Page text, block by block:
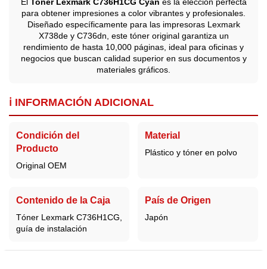
para obtener impresiones a color vibrantes y profesionales.
Diseñado específicamente para las impresoras Lexmark
X738de y C736dn, este tóner original garantiza un
rendimiento de hasta 10,000 páginas, ideal para oficinas y
negocios que buscan calidad superior en sus documentos y
materiales gráficos.
ℹ️ INFORMACIÓN ADICIONAL
Condición del
Producto
Original OEM
Material
Plástico y tóner en polvo
Contenido de la Caja
Tóner Lexmark C736H1CG,
guía de instalación
País de Origen
Japón